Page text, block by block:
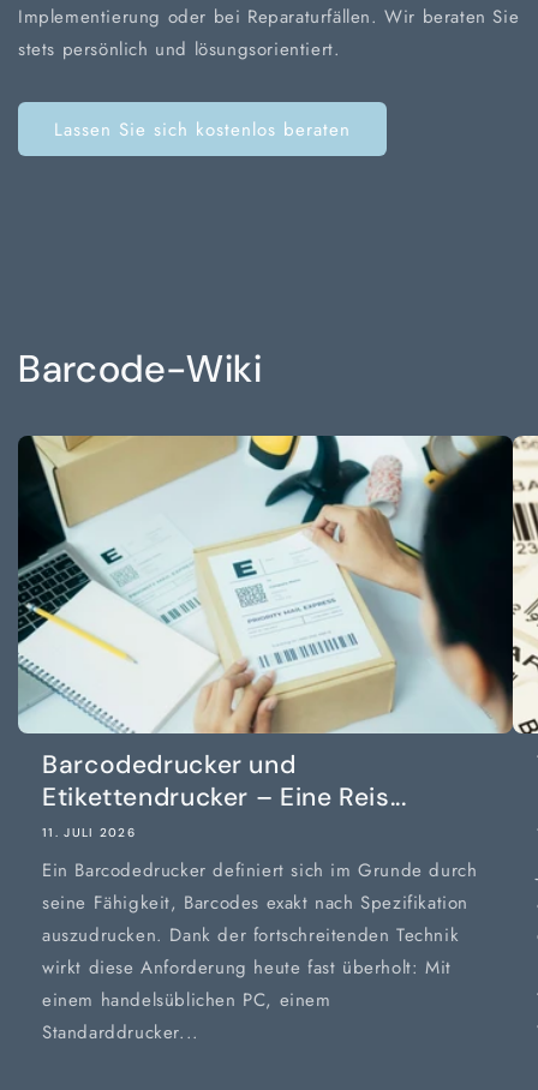
Implementierung oder bei Reparaturfällen. Wir beraten Sie
stets persönlich und lösungsorientiert.
Lassen Sie sich kostenlos beraten
Barcode-Wiki
Barcodedrucker und
Etikettendrucker – Eine Reis...
11. JULI 2026
Ein Barcodedrucker definiert sich im Grunde durch
seine Fähigkeit, Barcodes exakt nach Spezifikation
auszudrucken. Dank der fortschreitenden Technik
wirkt diese Anforderung heute fast überholt: Mit
einem handelsüblichen PC, einem
Standarddrucker...